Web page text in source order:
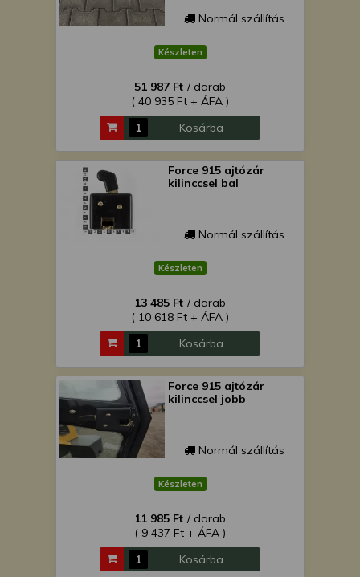
Normál szállítás
Készleten
51 987 Ft / darab
( 40 935 Ft + ÁFA )
Kosárba
Force 915 ajtózár
kilinccsel bal
Normál szállítás
Készleten
13 485 Ft / darab
( 10 618 Ft + ÁFA )
Kosárba
Force 915 ajtózár
kilinccsel jobb
Normál szállítás
Készleten
11 985 Ft / darab
( 9 437 Ft + ÁFA )
Kosárba